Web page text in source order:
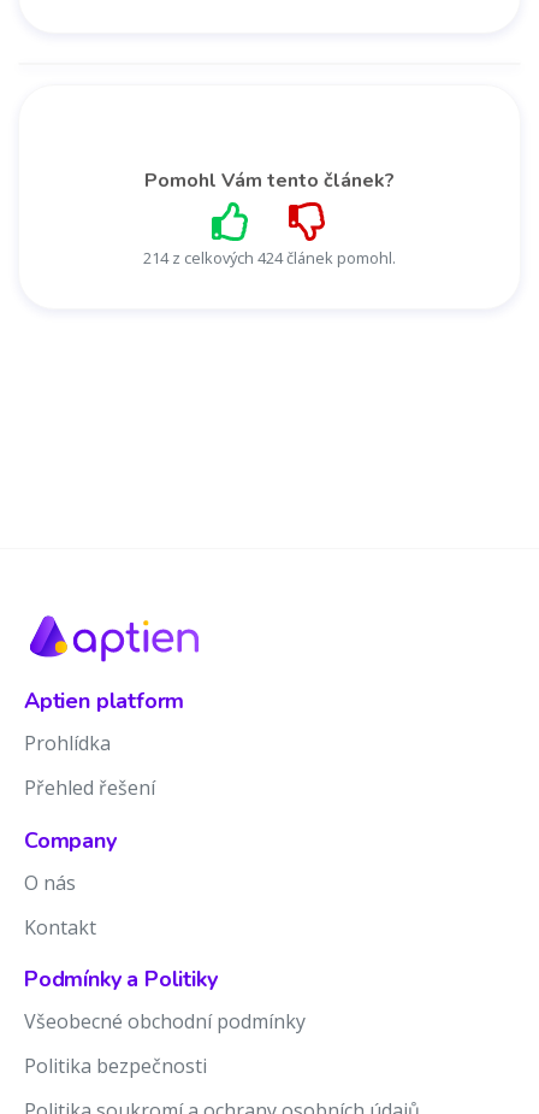
Pomohl Vám tento článek?
214 z celkových 424 článek pomohl.
Aptien platform
Prohlídka
Přehled řešení
Company
O nás
Kontakt
Podmínky a Politiky
Všeobecné obchodní podmínky
Politika bezpečnosti